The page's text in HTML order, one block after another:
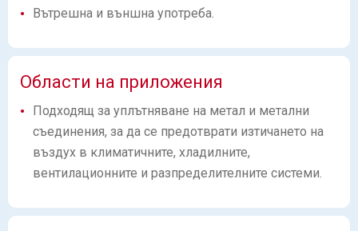
Вътрешна и външна употреба.
Области на приложения
Подходящ за уплътняване на метал и метални
съединения, за да се предотврати изтичането на
въздух в климатичните, хладилните,
вентилационните и разпределителните системи.